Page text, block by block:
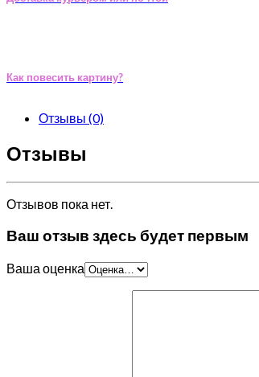
Как повесить картину?
Отзывы (0)
Отзывы
Отзывов пока нет.
Ваш отзыв здесь будет первым
Ваша оценка